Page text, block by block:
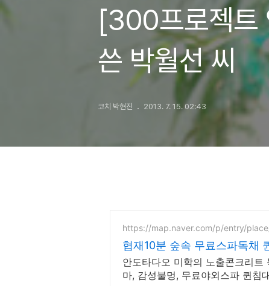
[300프로젝트
쓴 박월선 씨
코치 박현진 2013. 7. 15. 02:43
https://map.naver.com/p/entry/
협재10분 숲속 무료스파독채
채
안도타다오 미학의 노출콘크리트
마, 감성불멍, 무료야외스파 퀸침